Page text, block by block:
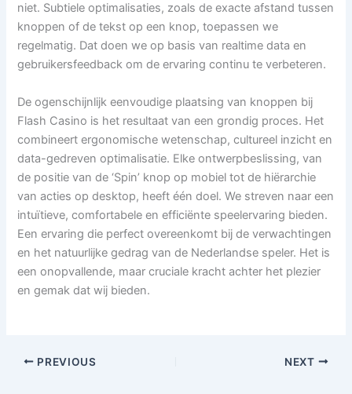
niet. Subtiele optimalisaties, zoals de exacte afstand tussen
knoppen of de tekst op een knop, toepassen we
regelmatig. Dat doen we op basis van realtime data en
gebruikersfeedback om de ervaring continu te verbeteren.
De ogenschijnlijk eenvoudige plaatsing van knoppen bij
Flash Casino is het resultaat van een grondig proces. Het
combineert ergonomische wetenschap, cultureel inzicht en
data-gedreven optimalisatie. Elke ontwerpbeslissing, van
de positie van de ‘Spin’ knop op mobiel tot de hiërarchie
van acties op desktop, heeft één doel. We streven naar een
intuïtieve, comfortabele en efficiënte speelervaring bieden.
Een ervaring die perfect overeenkomt bij de verwachtingen
en het natuurlijke gedrag van de Nederlandse speler. Het is
een onopvallende, maar cruciale kracht achter het plezier
en gemak dat wij bieden.
PREVIOUS NEXT